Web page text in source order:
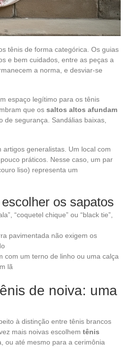
tênis de forma categórica. Os guias
e bem cuidados, entre as peças a
a norma, e desviar-se
espaço legítimo para os tênis
que os saltos altos afundam
segurança. Sandálias baixas,
generalistas. Um local com
práticos. Nesse caso, um par
liso) representa um
os sapatos
“coquetel chique” ou “black tie”,
pavimentada não exigem os
com um terno de linho ou uma calça
lã
de noiva: uma
à distinção entre tênis brancos
mais noivas escolhem tênis
ou até mesmo para a cerimônia